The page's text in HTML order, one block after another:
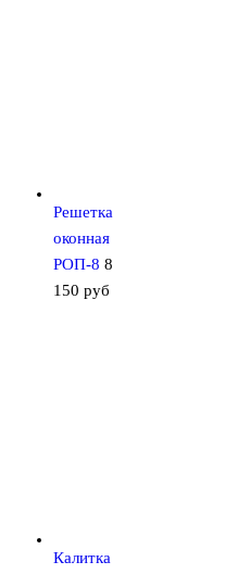
Решетка
оконная
РОП-8 8
150 руб
Калитка